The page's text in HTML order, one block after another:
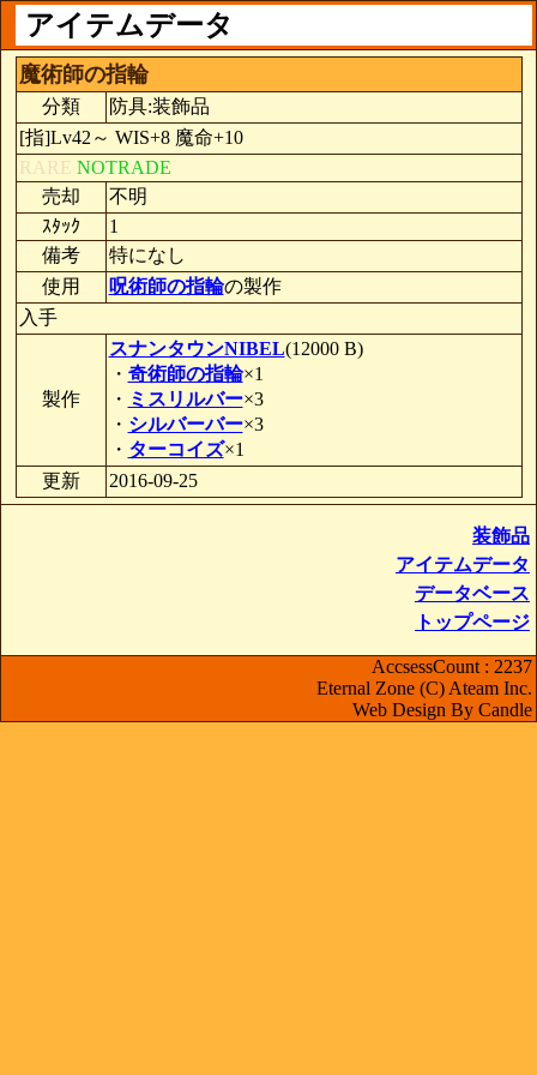
アイテムデータ
魔術師の指輪
分類
防具:装飾品
[指]Lv42～ WIS+8 魔命+10
RARE NOTRADE
売却
不明
ｽﾀｯｸ
1
備考
特になし
使用
呪術師の指輪の製作
入手
製作
スナンタウンNIBEL(12000 B)
・ 奇術師の指輪×1
・ ミスリルバー×3
・ シルバーバー×3
・ ターコイズ×1
更新
2016-09-25
装飾品
アイテムデータ
データベース
トップページ
AccsessCount : 2237
Eternal Zone (C) Ateam Inc.
Web Design By Candle